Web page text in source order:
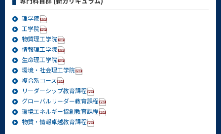
理学院
工学院
物質理工学院
情報理工学院
生命理工学院
環境・社会理工学院
複合系コース
リーダーシップ教育課程
グローバルリーダー教育課程
環境エネルギー協創教育課程
物質・情報卓越教育課程